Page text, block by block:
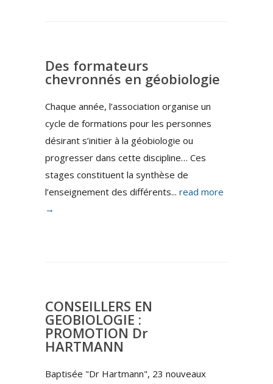
Des formateurs
chevronnés en géobiologie
Chaque année, l’association organise un
cycle de formations pour les personnes
désirant s’initier à la géobiologie ou
progresser dans cette discipline… Ces
stages constituent la synthèse de
l’enseignement des différents... read more
→
CONSEILLERS EN
GEOBIOLOGIE :
PROMOTION Dr
HARTMANN
Baptisée "Dr Hartmann", 23 nouveaux